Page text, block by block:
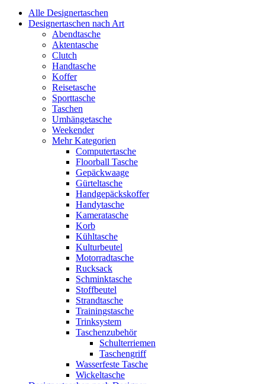
Alle Designertaschen
Designertaschen nach Art
Abendtasche
Aktentasche
Clutch
Handtasche
Koffer
Reisetasche
Sporttasche
Taschen
Umhängetasche
Weekender
Mehr Kategorien
Computertasche
Floorball Tasche
Gepäckwaage
Gürteltasche
Handgepäckskoffer
Handytasche
Kameratasche
Korb
Kühltasche
Kulturbeutel
Motorradtasche
Rucksack
Schminktasche
Stoffbeutel
Strandtasche
Trainingstasche
Trinksystem
Taschenzubehör
Schulterriemen
Taschengriff
Wasserfeste Tasche
Wickeltasche